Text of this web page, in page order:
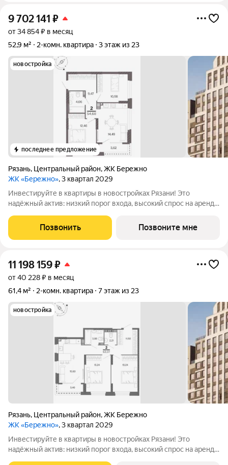
9 702 141 ₽
от 34 854 ₽ в месяц
52,9 м²
2-комн. квартира 3 этаж из 23
новостройка
последнее предложение
Рязань, Центральный район,ЖК Бережно
ЖК «Бережно», 3 квартал 2029
Инвестируйте в квартиры в новостройках Рязани! Это
надёжный актив: низкий порог входа, высокий спрос на аренду
Жилой квартал «Бережно» это проект класса Бизнес,
созданный с уважением к городу и
Позвонить Позвоните мне
11 198 159₽
от 40 228 ₽ в месяц
61,4 м²
2-комн. квартира 7 этаж из 23
новостройка
Рязань, Центральный район,ЖК Бережно
ЖК «Бережно», 3 квартал 2029
Инвестируйте в квартиры в новостройках Рязани! Это
надёжный актив: низкий порог входа, высокий спрос на аренду